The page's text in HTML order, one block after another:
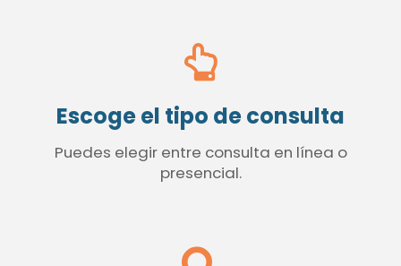
Escoge el tipo de consulta
Puedes elegir entre consulta en línea o
presencial.